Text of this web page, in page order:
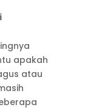
apakah
atau